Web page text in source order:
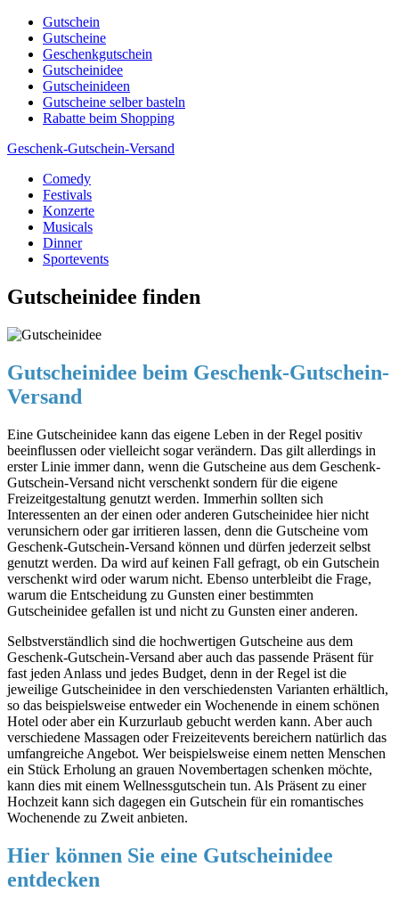
Skip
content
Gutschein
Gutscheine
Geschenkgutschein
Gutscheinidee
Gutscheinideen
Gutscheine selber basteln
Rabatte beim Shopping
Geschenk-Gutschein-Versand
Gutscheine, Gutscheinsprüche und Geschenkideen
Comedy
Festivals
Konzerte
Musicals
Dinner
Sportevents
Gutscheinidee finden
Gutscheinidee beim Geschenk-Gutschein-
Versand
Eine Gutscheinidee kann das eigene Leben in der Regel positiv
beeinflussen oder vielleicht sogar verändern. Das gilt allerdings in
erster Linie immer dann, wenn die Gutscheine aus dem Geschenk-
Gutschein-Versand nicht verschenkt sondern für die eigene
Freizeitgestaltung genutzt werden. Immerhin sollten sich
Interessenten an der einen oder anderen Gutscheinidee hier nicht
verunsichern oder gar irritieren lassen, denn die Gutscheine vom
Geschenk-Gutschein-Versand können und dürfen jederzeit selbst
genutzt werden. Da wird auf keinen Fall gefragt, ob ein Gutschein
verschenkt wird oder warum nicht. Ebenso unterbleibt die Frage,
warum die Entscheidung zu Gunsten einer bestimmten
Gutscheinidee gefallen ist und nicht zu Gunsten einer anderen.
Selbstverständlich sind die hochwertigen Gutscheine aus dem
Geschenk-Gutschein-Versand aber auch das passende Präsent für
fast jeden Anlass und jedes Budget, denn in der Regel ist die
jeweilige Gutscheinidee in den verschiedensten Varianten erhältlich,
so das beispielsweise entweder ein Wochenende in einem schönen
Hotel oder aber ein Kurzurlaub gebucht werden kann. Aber auch
verschiedene Massagen oder Freizeitevents bereichern natürlich das
umfangreiche Angebot. Wer beispielsweise einem netten Menschen
ein Stück Erholung an grauen Novembertagen schenken möchte,
kann dies mit einem Wellnessgutschein tun. Als Präsent zu einer
Hochzeit kann sich dagegen ein Gutschein für ein romantisches
Wochenende zu Zweit anbieten.
Hier können Sie eine Gutscheinidee
entdecken